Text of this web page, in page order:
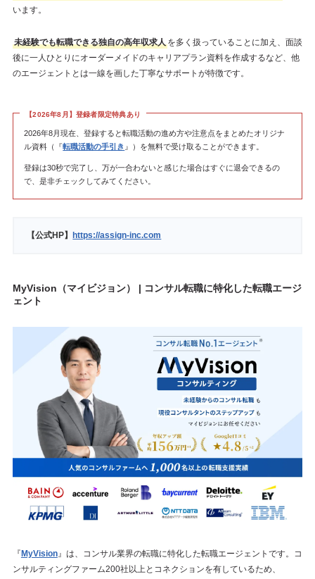
います。
未経験でも転職できる独自の高年収求人を多く扱っていることに加え、面談
後に一人ひとりにオーダーメイドのキャリアプラン資料を作成するなど、他
のエージェントとは一線を画した丁寧なサポートが特徴です。
【2026年8月】登録者限定特典あり
2026年8月現在、登録すると転職活動の進め方や注意点をまとめたオリジナ
ル資料（『転職活動の手引き 』）を無料で受け取ることができます。
登録は30秒で完了し、万が一合わないと感じた場合はすぐに退会できるの
で、是非チェックしてみてください。
【公式HP】 https://assign-inc.com
MyVision（マイビジョン） | コンサル転職に特化した転職エージ
ェント
『 MyVision』は、コンサル業界の転職に特化した転職エージェントです。コ
ンサルティングファーム200社以上とコネクションを有しているため、